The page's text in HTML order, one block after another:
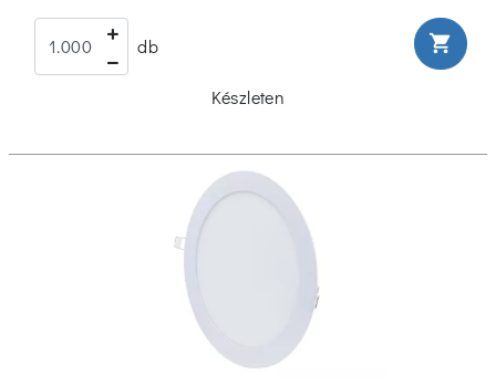
db shopping_cart
Készleten